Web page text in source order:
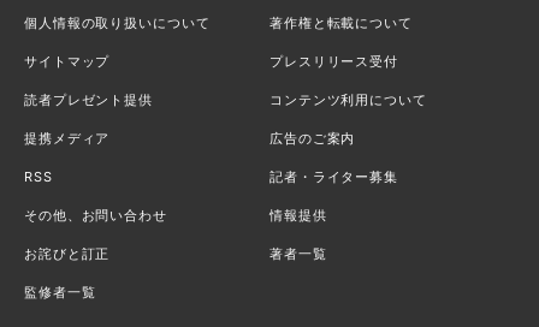
個人情報の取り扱いについて 著作権と転載について
サイトマップ プレスリリース受付
読者プレゼント提供 コンテンツ利用について
提携メディア 広告のご案内
RSS 記者・ライター募集
その他、お問い合わせ 情報提供
お詫びと訂正 著者一覧
監修者一覧